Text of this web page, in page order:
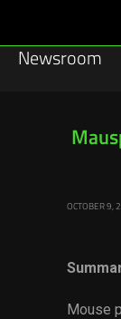
Newsroom
Press
OCTOBER 9,
Mouse